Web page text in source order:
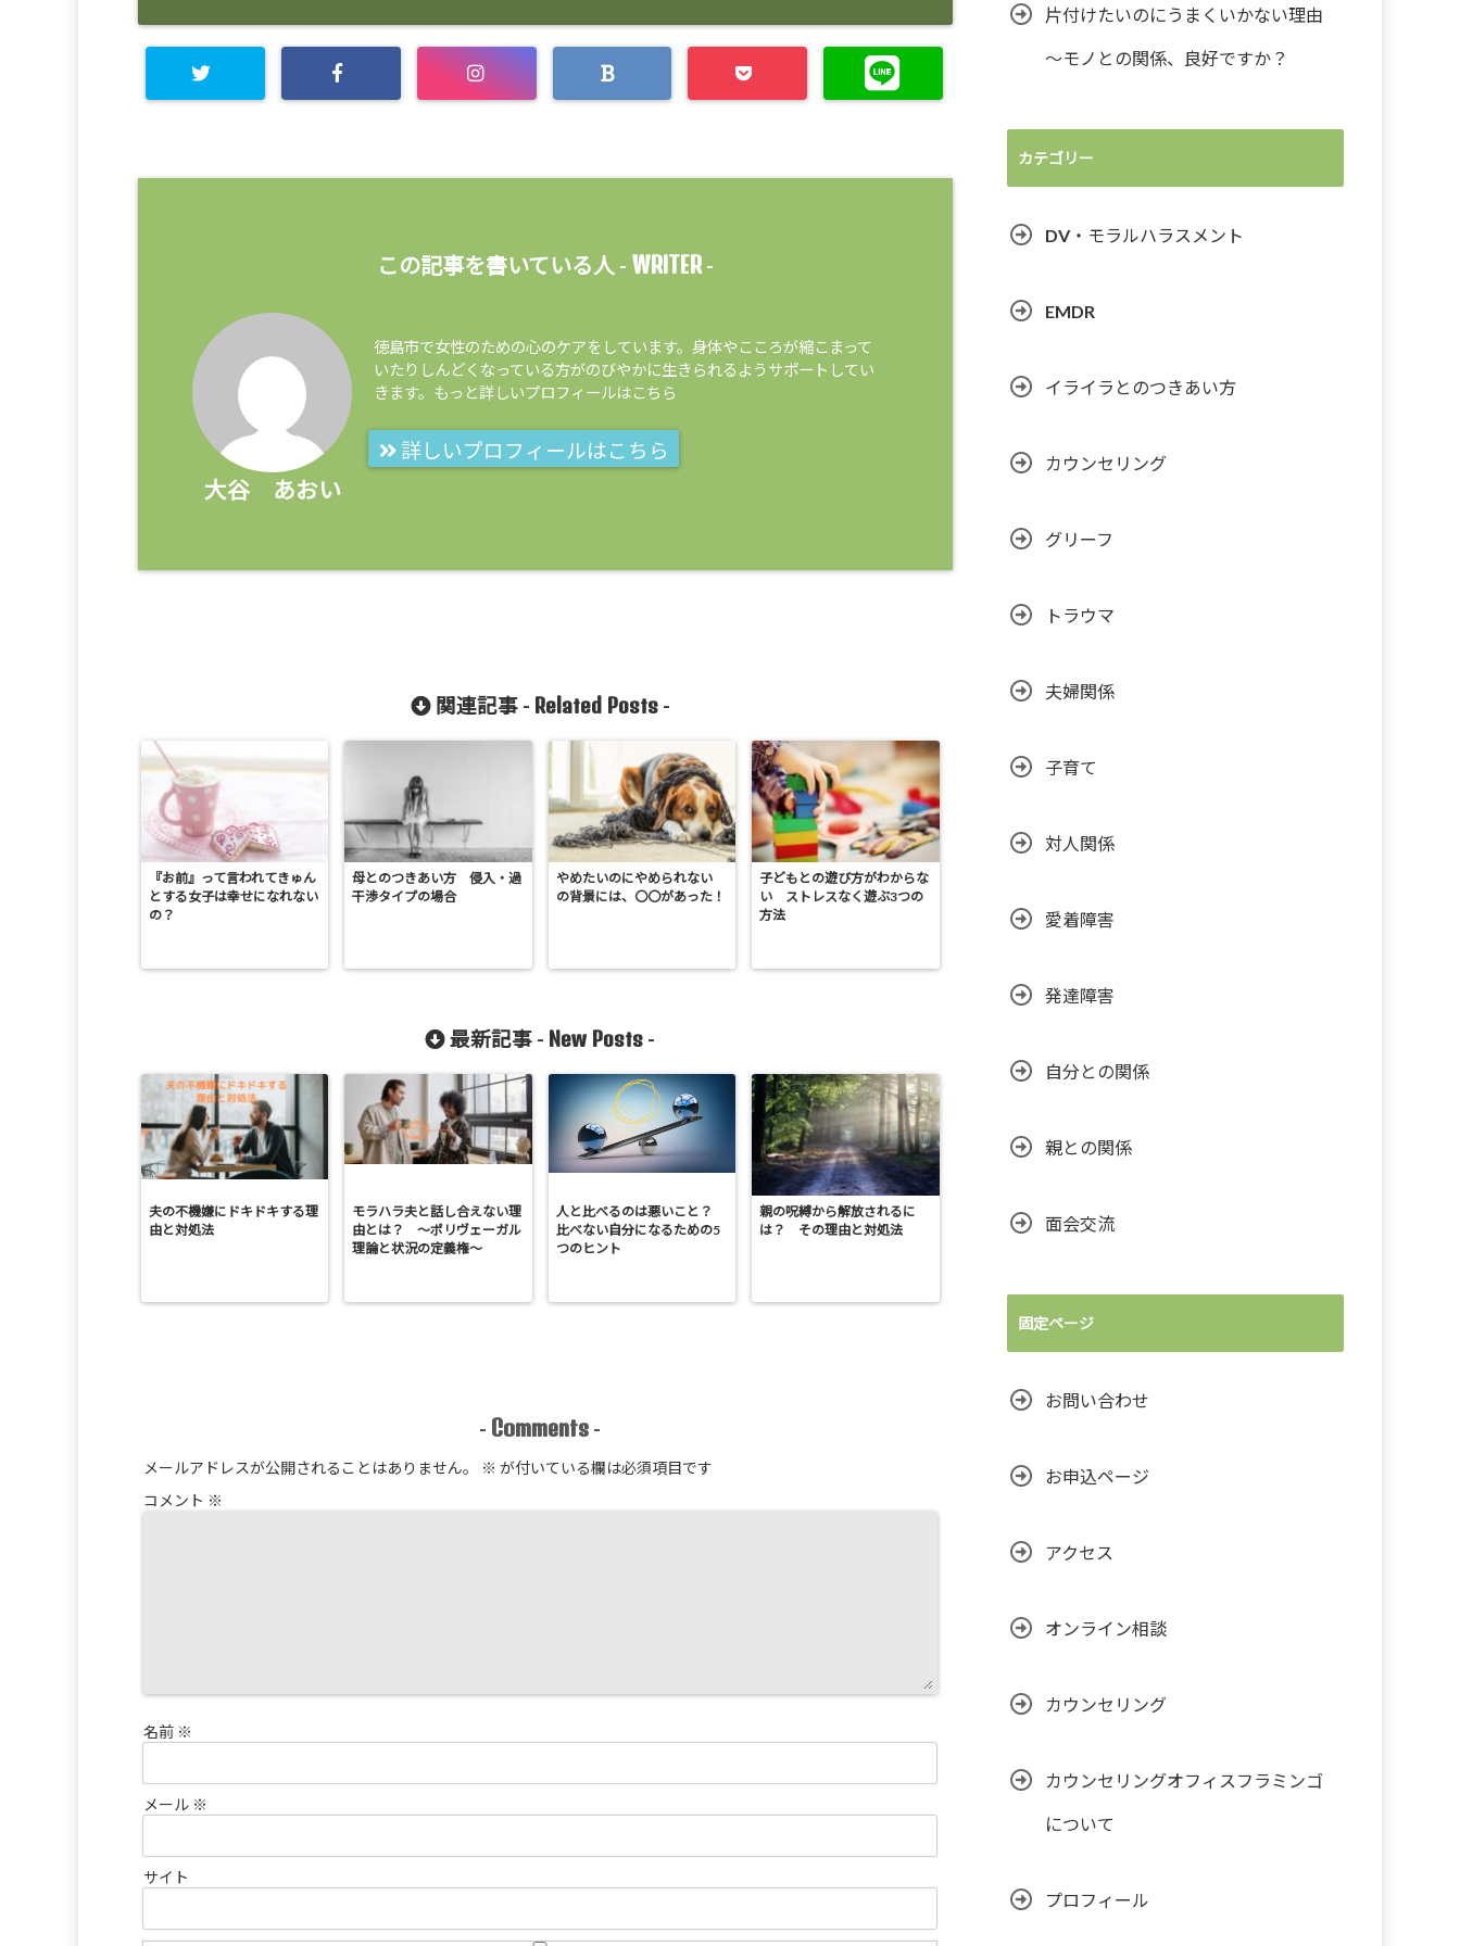
この記事を書いている人 - WRITER -
大谷 あおい
徳島市で女性のための心のケアをしています。身体やこころが縮こまって
いたりしんどくなっている方がのびやかに生きられるようサポートしてい
きます。もっと詳しいプロフィールはこちら
詳しいプロフィールはこちら
関連記事 - Related Posts-
『お前』って言われてきゅん
とする女子は幸せになれない
の？
母とのつきあい方 侵入・過
干渉タイプの場合
やめたいのにやめられない
の背景には、〇〇があった！
子どもとの遊び方がわからな
い ストレスなく遊ぶ3つの
方法
最新記事 - New Posts -
夫の不機嫌にドキドキする理
由と対処法
モラハラ夫と話し合えない理
由とは？ ～ポリヴェーガル
理論と状況の定義権～
人と比べるのは悪いこと？
比べない自分になるための5
つのヒント
親の呪縛から解放されるに
は？ その理由と対処法
- Comments -
メールアドレスが公開されることはありません。 ※ が付いている欄は必須項目です
コメント ※
名前 ※
メール ※
サイト
片付けたいのにうまくいかない理由
～モノとの関係、良好ですか？
カテゴリー
DV・モラルハラスメント
EMDR
イライラとのつきあい方
カウンセリング
グリーフ
トラウマ
夫婦関係
子育て
対人関係
愛着障害
発達障害
自分との関係
親との関係
面会交流
固定ページ
お問い合わせ
お申込ページ
アクセス
オンライン相談
カウンセリング
カウンセリングオフィスフラミンゴ
について
プロフィール